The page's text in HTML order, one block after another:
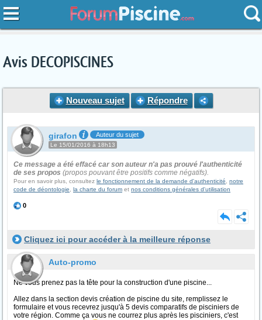
Avis DECOPISCINES
Nouveau sujet Répondre
girafon Auteur du sujet
Le 15/01/2016 à 18h13
Ce message a été effacé car son auteur n'a pas prouvé l'authenticité
de ses propos (propos pouvant être positifs comme négatifs).
Pour en savoir plus, consultez le fonctionnement de la demande d'authenticité
notre
code de déontologie
la charte du forum et nos conditions générales d'utilisation
0
Cliquez ici pour accéder à la meilleure réponse
Auto-promo
Ne vous prenez pas la tête pour la construction d'une piscine...
Allez dans la section devis création de piscine du site, remplissez le
formulaire et vous recevrez jusqu'à 5 devis comparatifs de pisciniers de
votre région. Comme ça vous ne courrez plus après les pisciniers, c'est